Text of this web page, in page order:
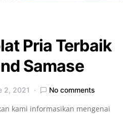
Pria Terbaik
Samase
2, 2021 No comments
kami informasikan mengenai